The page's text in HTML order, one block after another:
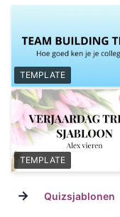
TEMPLATE
TEMPLATE
→ Quizsjablonen